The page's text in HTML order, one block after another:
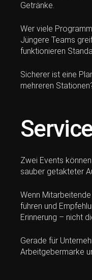
Getränke.
Wer viele
Jüngere Teams
funktionieren
Sicherer ist eine
mehreren
Zwei Events
sauber getakteter
Wenn
führen und
Erinnerung – nicht
Gerade für
Arbeitgebermarke